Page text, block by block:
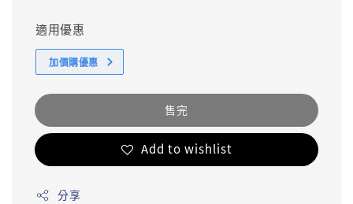
適用優惠
加價購優惠
售完
Add to wishlist
分享